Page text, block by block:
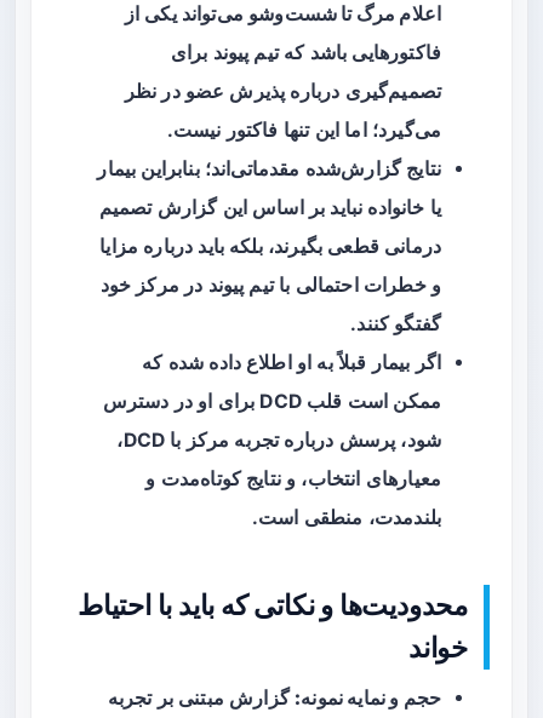
اعلام مرگ تا شست‌وشو می‌تواند یکی از
فاکتورهایی باشد که تیم پیوند برای
تصمیم‌گیری درباره پذیرش عضو در نظر
می‌گیرد؛ اما این تنها فاکتور نیست.
نتایج گزارش‌شده مقدماتی‌اند؛ بنابراین بیمار
یا خانواده نباید بر اساس این گزارش تصمیم
درمانی قطعی بگیرند، بلکه باید درباره مزایا
و خطرات احتمالی با تیم پیوند در مرکز خود
گفتگو کنند.
اگر بیمار قبلاً به او اطلاع داده شده که
ممکن است قلب DCD برای او در دسترس
شود، پرسش درباره تجربه مرکز با DCD،
معیارهای انتخاب، و نتایج کوتاه‌مدت و
بلندمدت، منطقی است.
محدودیت‌ها و نکاتی که باید با احتیاط
خواند
حجم و نمایه نمونه: گزارش مبتنی بر تجربه